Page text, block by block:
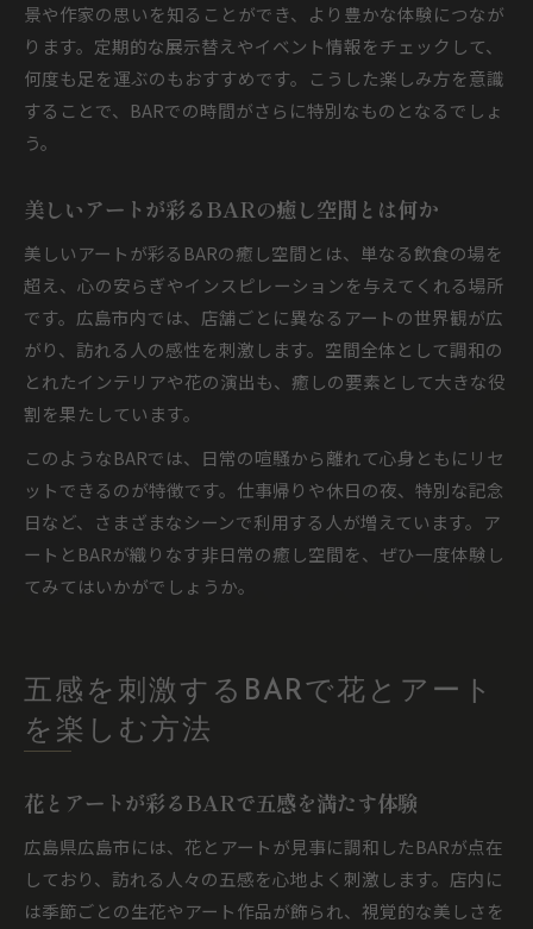
景や作家の思いを知ることができ、より豊かな体験につなが
ります。定期的な展示替えやイベント情報をチェックして、
何度も足を運ぶのもおすすめです。こうした楽しみ方を意識
することで、BARでの時間がさらに特別なものとなるでしょ
う。
美しいアートが彩るBARの癒し空間とは何か
美しいアートが彩るBARの癒し空間とは、単なる飲食の場を
超え、心の安らぎやインスピレーションを与えてくれる場所
です。広島市内では、店舗ごとに異なるアートの世界観が広
がり、訪れる人の感性を刺激します。空間全体として調和の
とれたインテリアや花の演出も、癒しの要素として大きな役
割を果たしています。
このようなBARでは、日常の喧騒から離れて心身ともにリセ
ットできるのが特徴です。仕事帰りや休日の夜、特別な記念
日など、さまざまなシーンで利用する人が増えています。ア
ートとBARが織りなす非日常の癒し空間を、ぜひ一度体験し
てみてはいかがでしょうか。
五感を刺激するBARで花とアート
を楽しむ方法
花とアートが彩るBARで五感を満たす体験
広島県広島市には、花とアートが見事に調和したBARが点在
しており、訪れる人々の五感を心地よく刺激します。店内に
は季節ごとの生花やアート作品が飾られ、視覚的な美しさを